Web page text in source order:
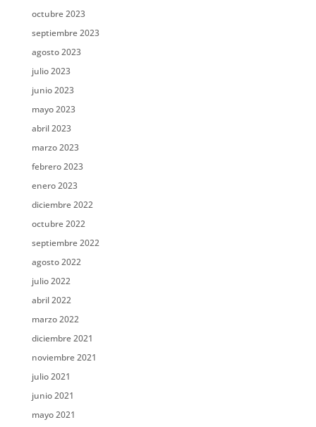
octubre 2023
septiembre 2023
agosto 2023
julio 2023
junio 2023
mayo 2023
abril 2023
marzo 2023
febrero 2023
enero 2023
diciembre 2022
octubre 2022
septiembre 2022
agosto 2022
julio 2022
abril 2022
marzo 2022
diciembre 2021
noviembre 2021
julio 2021
junio 2021
mayo 2021